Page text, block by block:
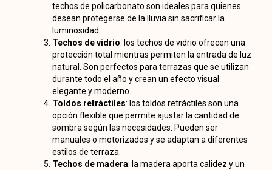
techos de policarbonato son ideales para quienes
desean protegerse de la lluvia sin sacrificar la
luminosidad.
Techos de vidrio: los techos de vidrio ofrecen una
protección total mientras permiten la entrada de luz
natural. Son perfectos para terrazas que se utilizan
durante todo el año y crean un efecto visual
elegante y moderno.
Toldos retráctiles: los toldos retráctiles son una
opción flexible que permite ajustar la cantidad de
sombra según las necesidades. Pueden ser
manuales o motorizados y se adaptan a diferentes
estilos de terraza.
Techos de madera: la madera aporta calidez y un